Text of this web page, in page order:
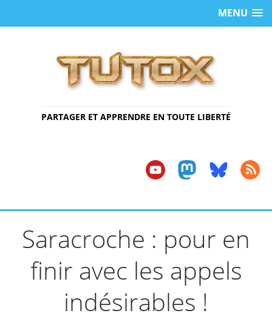
MENU
PARTAGER ET APPRENDRE EN TOUTE LIBERTÉ
Saracroche : pour en
finir avec les appels
indésirables !